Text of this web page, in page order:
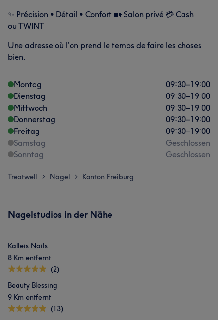
✨ Précision • Détail • Confort 🏡 Salon privé 💳 Cash
ou TWINT
Une adresse où l’on prend le temps de faire les choses
bien.
Montag 09:30–19:00
Dienstag
09:30–19:00
Mittwoch
09:30–19:00
Donnerstag
09:30–19:00
Freitag
09:30–19:00
Samstag
Geschlossen
Sonntag
Geschlossen
Treatwell > Nägel > Kanton Freiburg
Nagelstudios in der Nähe
Kalleis Nails
8 Km entfernt
(2)
Beauty Blessing
9 Km entfernt
(13)